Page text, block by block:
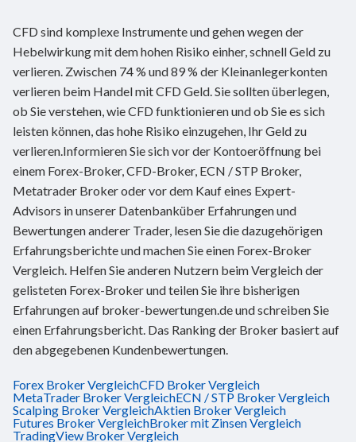
CFD sind komplexe Instrumente und gehen wegen der
Hebelwirkung mit dem hohen Risiko einher, schnell Geld zu
verlieren. Zwischen 74 % und 89 % der Kleinanlegerkonten
verlieren beim Handel mit CFD Geld. Sie sollten überlegen,
ob Sie verstehen, wie CFD funktionieren und ob Sie es sich
leisten können, das hohe Risiko einzugehen, Ihr Geld zu
verlieren.Informieren Sie sich vor der Kontoeröffnung bei
einem Forex-Broker, CFD-Broker, ECN / STP Broker,
Metatrader Broker oder vor dem Kauf eines Expert-
Advisors in unserer Datenbanküber Erfahrungen und
Bewertungen anderer Trader, lesen Sie die dazugehörigen
Erfahrungsberichte und machen Sie einen Forex-Broker
Vergleich. Helfen Sie anderen Nutzern beim Vergleich der
gelisteten Forex-Broker und teilen Sie ihre bisherigen
Erfahrungen auf broker-bewertungen.de und schreiben Sie
einen Erfahrungsbericht. Das Ranking der Broker basiert auf
den abgegebenen Kundenbewertungen.
Forex Broker VergleichCFD Broker Vergleich
MetaTrader Broker VergleichECN / STP Broker Vergleich
Scalping Broker VergleichAktien Broker Vergleich
Futures Broker VergleichBroker mit Zinsen Vergleich
TradingView Broker Vergleich